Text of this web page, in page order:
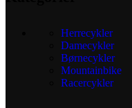
Herrecykler
Damecykler
Børnecykler
Mountainbike
Racercykler